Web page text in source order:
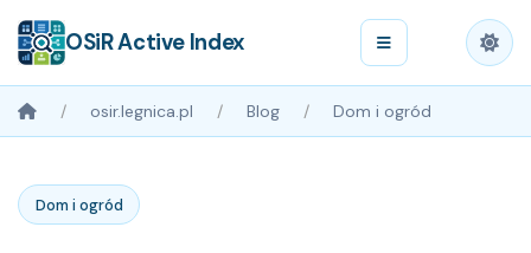
OSiR Active Index
osir.legnica.pl Blog Dom i ogród
Dom i ogród